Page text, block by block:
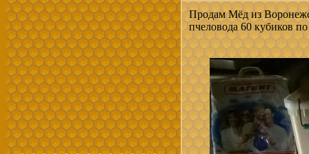
Продам Мёд из
пчеловода 60 кубиков